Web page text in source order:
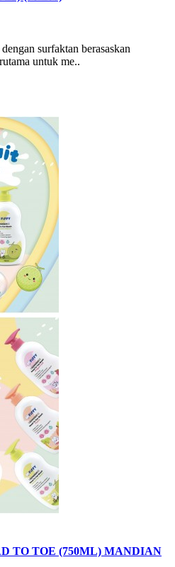
surfaktan berasaskan
untuk me..
TO TOE (750ML) MANDIAN